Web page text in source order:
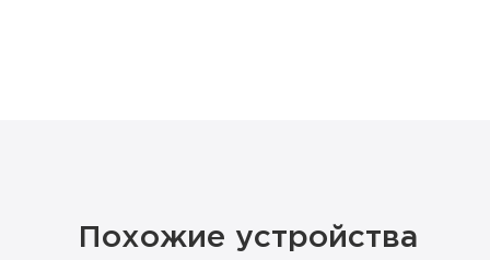
Похожие устройства